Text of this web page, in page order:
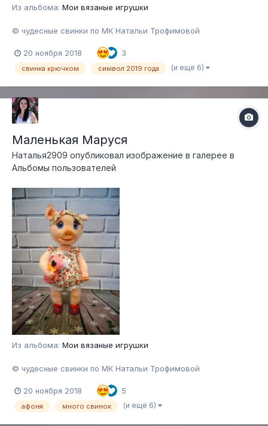
Из альбома: Мои вязаные игрушки
© чудесные свинки по МК Натальи Трофимовой
20 ноября 2018 3
свинка крючком символ 2019 года (и ещё 6)
Маленькая Маруся
Наталья2909 опубликовал изображение в галерее в
Альбомы пользователей
Из альбома: Мои вязаные игрушки
© чудесные свинки по МК Натальи Трофимовой
20 ноября 2018 5
афоня много свинок (и ещё 6)